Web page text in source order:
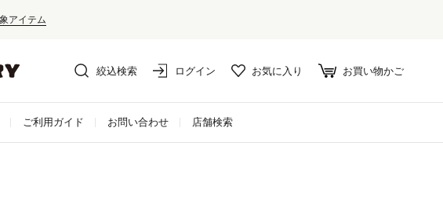
絞込検索 ログイン お気に入り お買い物かご
ご利用ガイド お問い合わせ 店舗検索